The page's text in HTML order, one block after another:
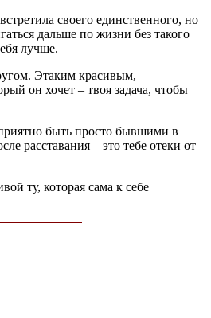
своего единственного, но
дальше по жизни без такого
лучше.
Этаким красивым,
он хочет – твоя задача, чтобы
приятно быть просто бывшими в
расставания – это тебе отеки от
ту, которая сама к себе